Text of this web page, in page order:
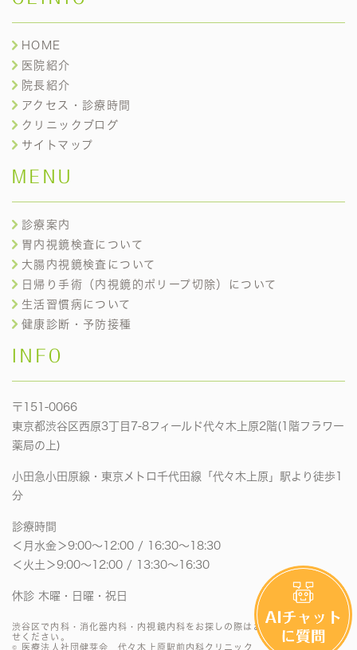
HOME
医院紹介
院長紹介
アクセス・診療時間
クリニックブログ
サイトマップ
MENU
診療案内
胃内視鏡検査について
大腸内視鏡検査について
日帰り手術（内視鏡的ポリープ切除）について
生活習慣病について
健康診断・予防接種
INFO
〒151-0066
東京都渋谷区西原3丁目7-8フィールド代々木上原2階(1階フラワー
薬局の上)
小田急小田原線・東京メトロ千代田線「代々木上原」駅より徒歩1
分
診療時間
＜月水金＞9:00〜12:00 / 16:30〜18:30
＜火土＞9:00〜12:00 / 13:30〜16:30
休診 木曜・日曜・祝日
渋谷区で内科・消化器内科・内視鏡内科をお探しの際はお気軽にお問い合わ
せください。
© 医療法人社団健芽会 代々木上原駅前内科クリニック